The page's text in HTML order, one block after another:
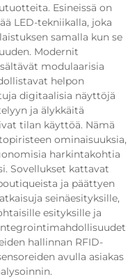
Esineissä on
LED-tekniikalla, joka
samalla kun se
Modernit
modulaarisia
helpon
digitaalisia näyttöjä
ja älykkäitä
tilan käyttöä. Nämä
ominaisuuksia,
harkintakohtia
Sovellukset kattavat
ja päättyen
seinäesityksille,
esityksille ja
hallinnan RFID-
avulla asiakas